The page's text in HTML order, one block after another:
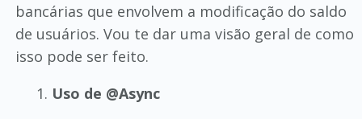
bancárias que envolvem a modificação do saldo
de usuários. Vou te dar uma visão geral de como
isso pode ser feito.
Uso de @Async